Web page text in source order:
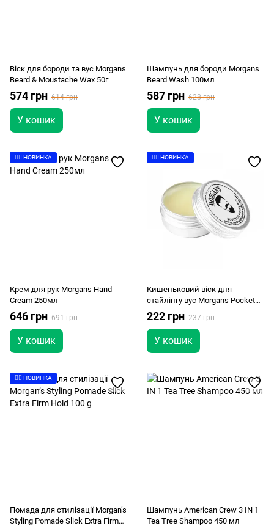
Віск для бороди та вус Morgans
Beard & Moustache Wax 50г
574 грн 614 грн
У кошик
Шампунь для бороди Morgans
Beard Wash 100мл
587 грн 628 грн
У кошик
👉🏻 НОВИНКА
Крем для рук Morgans Hand
Cream 250мл
646 грн 691 грн
У кошик
👉🏻 НОВИНКА
Кишеньковий віск для
стайлінгу вус Morgans Pocket
Sized Moustache Styling Wax 15г
222 грн 237 грн
У кошик
👉🏻 НОВИНКА
Помада для стилізації Morgan’s
Styling Pomade Slick Extra Firm
Шампунь American Crew 3 IN 1
Tea Tree Shampoo 450 мл